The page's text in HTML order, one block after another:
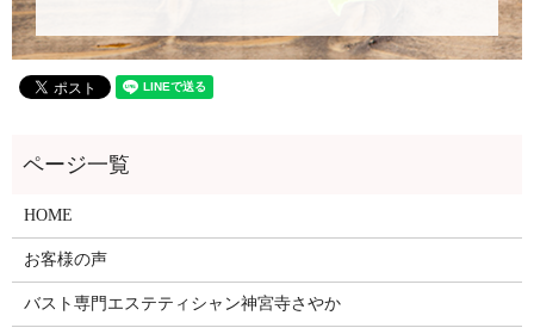
HOME
お客様の声
バスト専門エステティシャン神宮寺さやか